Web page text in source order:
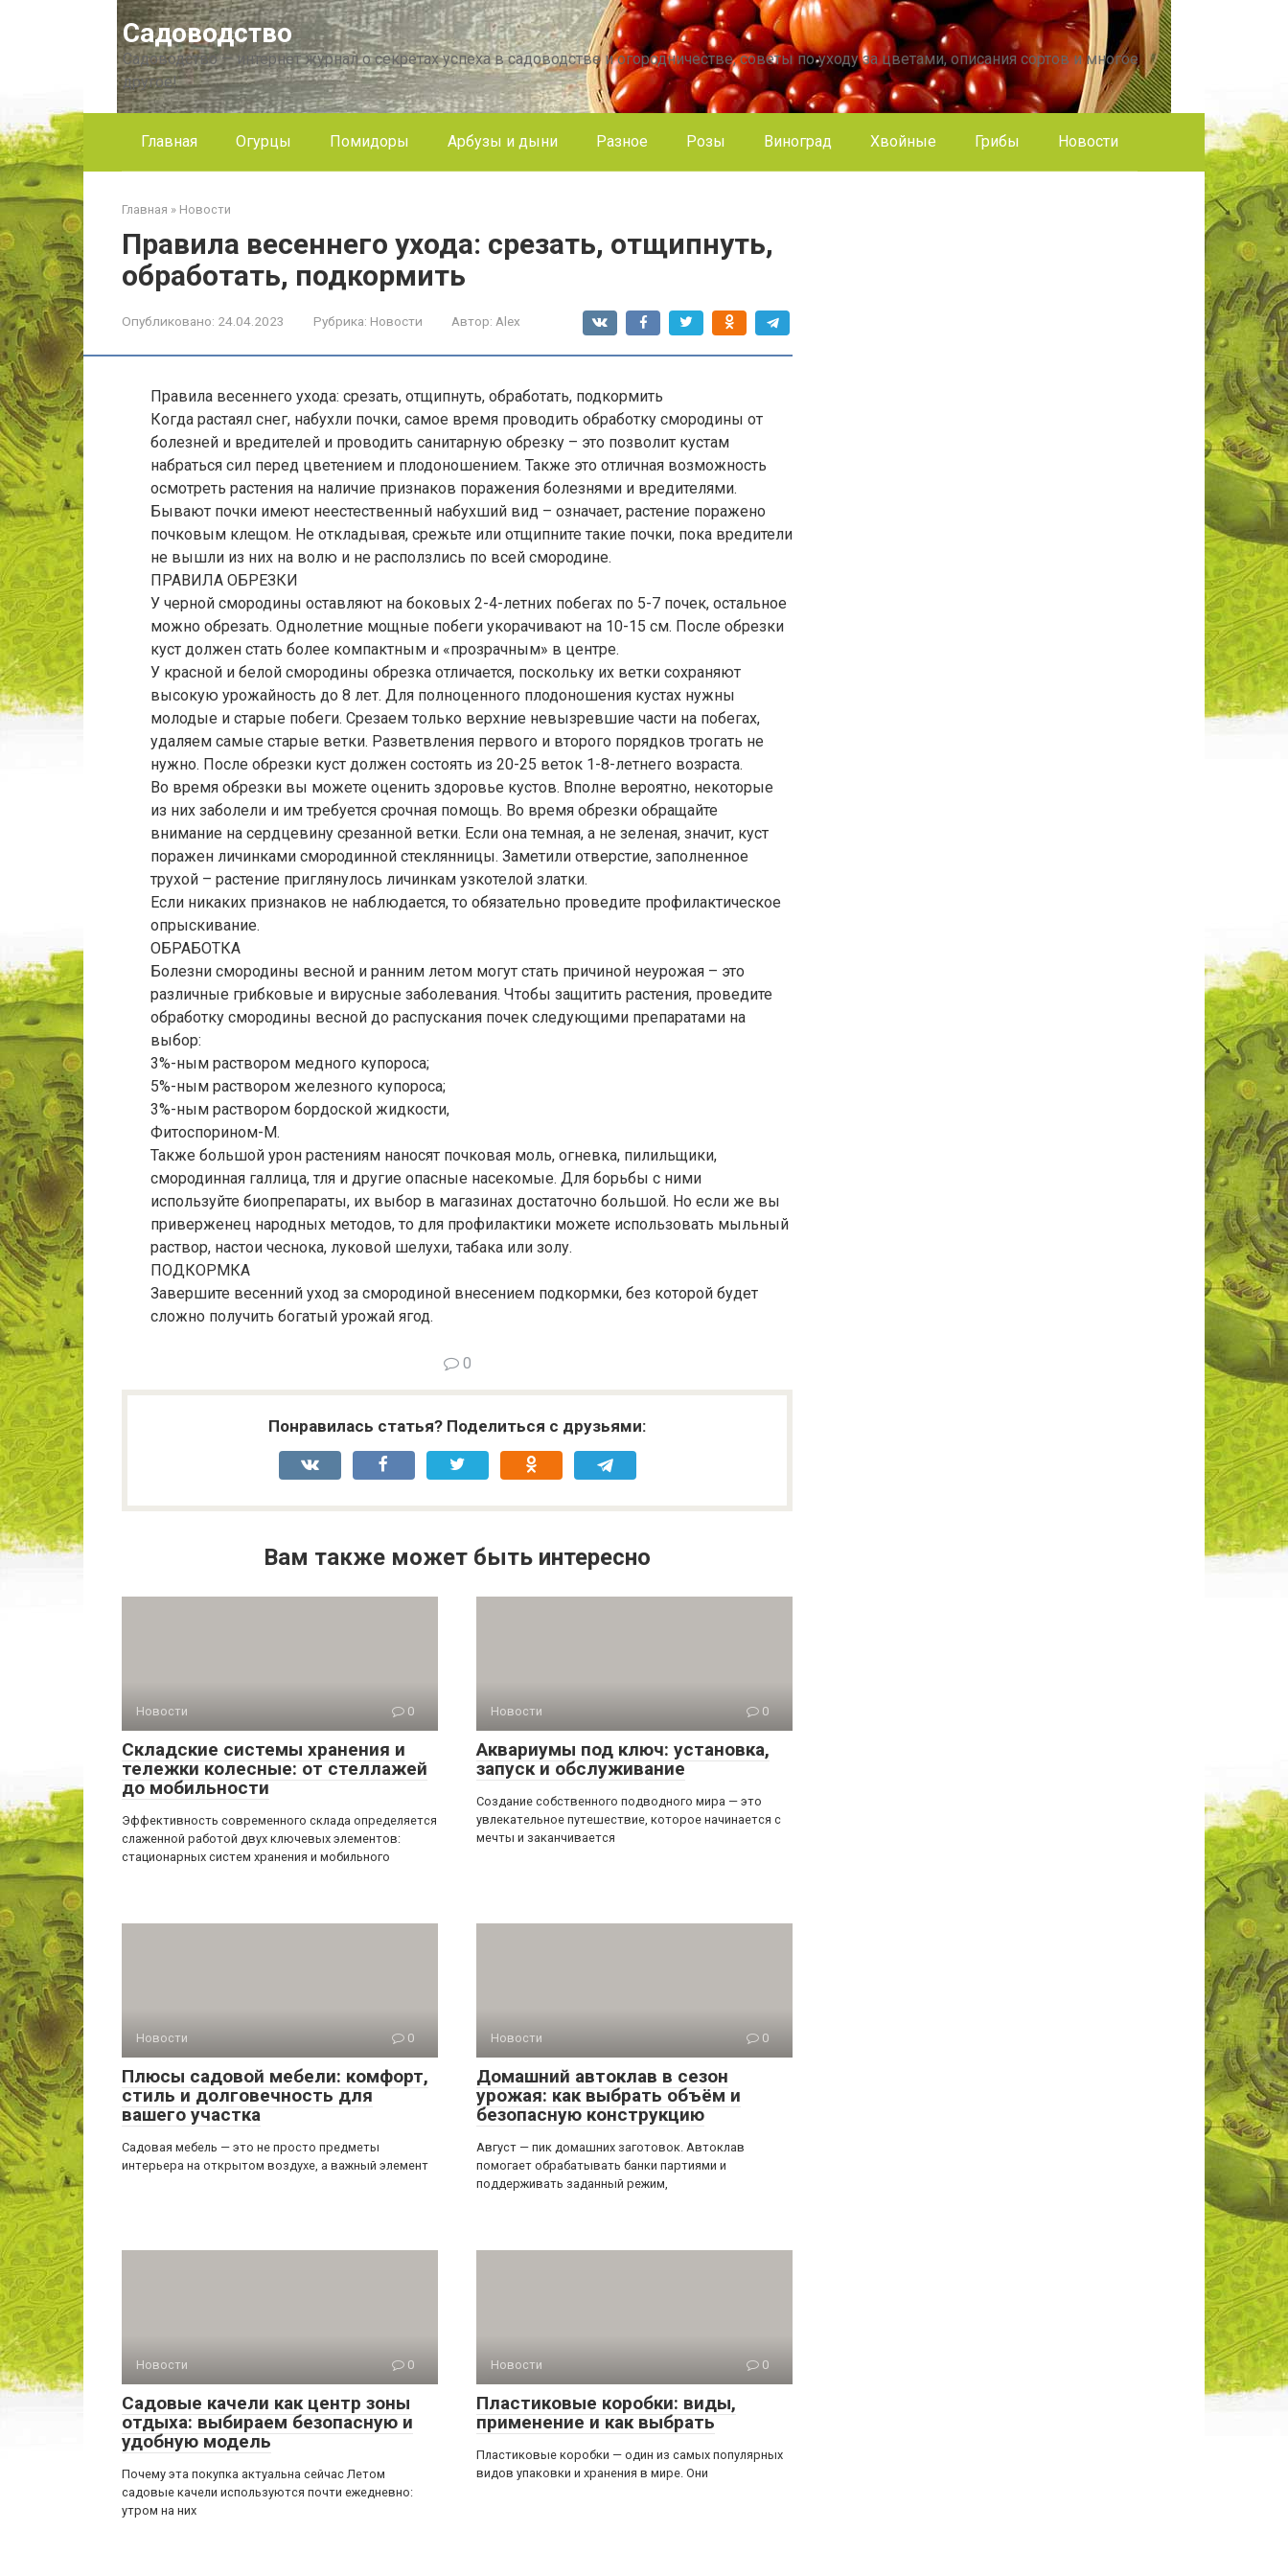
Садоводство
Садоводство — интернет журнал о секретах успеха в садоводстве и огородничестве, советы по уходу за цветами, описания сортов и многое
другое!
Главная Огурцы Помидоры Арбузы и дыни Разное Розы Виноград Хвойные Грибы Новости
Главная » Новости
Правила весеннего ухода: срезать, отщипнуть,
обработать, подкормить
Опубликовано: 24.04.2023 Рубрика: Новости Автор: Alex
Правила весеннего ухода: срезать, отщипнуть, обработать, подкормить
Когда растаял снег, набухли почки, самое время проводить обработку смородины от
болезней и вредителей и проводить санитарную обрезку – это позволит кустам
набраться сил перед цветением и плодоношением. Также это отличная возможность
осмотреть растения на наличие признаков поражения болезнями и вредителями.
Бывают почки имеют неестественный набухший вид – означает, растение поражено
почковым клещом. Не откладывая, срежьте или отщипните такие почки, пока вредители
не вышли из них на волю и не расползлись по всей смородине.
ПРАВИЛА ОБРЕЗКИ
У черной смородины оставляют на боковых 2-4-летних побегах по 5-7 почек, остальное
можно обрезать. Однолетние мощные побеги укорачивают на 10-15 см. После обрезки
куст должен стать более компактным и «прозрачным» в центре.
У красной и белой смородины обрезка отличается, поскольку их ветки сохраняют
высокую урожайность до 8 лет. Для полноценного плодоношения кустах нужны
молодые и старые побеги. Срезаем только верхние невызревшие части на побегах,
удаляем самые старые ветки. Разветвления первого и второго порядков трогать не
нужно. После обрезки куст должен состоять из 20-25 веток 1-8-летнего возраста.
Во время обрезки вы можете оценить здоровье кустов. Вполне вероятно, некоторые
из них заболели и им требуется срочная помощь. Во время обрезки обращайте
внимание на сердцевину срезанной ветки. Если она темная, а не зеленая, значит, куст
поражен личинками смородинной стеклянницы. Заметили отверстие, заполненное
трухой – растение приглянулось личинкам узкотелой златки.
Если никаких признаков не наблюдается, то обязательно проведите профилактическое
опрыскивание.
ОБРАБОТКА
Болезни смородины весной и ранним летом могут стать причиной неурожая – это
различные грибковые и вирусные заболевания. Чтобы защитить растения, проведите
обработку смородины весной до распускания почек следующими препаратами на
выбор:
3%-ным раствором медного купороса;
5%-ным раствором железного купороса;
3%-ным раствором бордоской жидкости,
Фитоспорином-М.
Также большой урон растениям наносят почковая моль, огневка, пилильщики,
смородинная галлица, тля и другие опасные насекомые. Для борьбы с ними
используйте биопрепараты, их выбор в магазинах достаточно большой. Но если же вы
приверженец народных методов, то для профилактики можете использовать мыльный
раствор, настои чеснока, луковой шелухи, табака или золу.
ПОДКОРМКА
Завершите весенний уход за смородиной внесением подкормки, без которой будет
сложно получить богатый урожай ягод.
0
Понравилась статья? Поделиться с друзьями:
Вам также может быть интересно
Новости 0
Складские системы хранения и
тележки колесные: от стеллажей
до мобильности
Эффективность современного склада определяется
слаженной работой двух ключевых элементов:
стационарных систем хранения и мобильного
Новости 0
Аквариумы под ключ: установка,
запуск и обслуживание
Создание собственного подводного мира — это
увлекательное путешествие, которое начинается с
мечты и заканчивается
Новости 0
Плюсы садовой мебели: комфорт,
стиль и долговечность для
вашего участка
Садовая мебель — это не просто предметы
интерьера на открытом воздухе, а важный элемент
Новости 0
Домашний автоклав в сезон
урожая: как выбрать объём и
безопасную конструкцию
Август — пик домашних заготовок. Автоклав
помогает обрабатывать банки партиями и
поддерживать заданный режим,
Новости 0
Садовые качели как центр зоны
отдыха: выбираем безопасную и
удобную модель
Почему эта покупка актуальна сейчас Летом
садовые качели используются почти ежедневно:
утром на них
Новости 0
Пластиковые коробки: виды,
применение и как выбрать
Пластиковые коробки — один из самых популярных
видов упаковки и хранения в мире. Они